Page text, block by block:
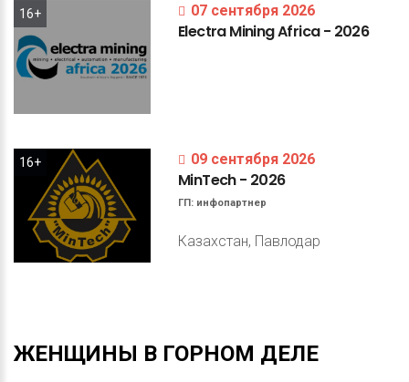
16+ 07 сентября 2026
ElectraMiningAfrica- 2026
16+ 09 сентября 2026
MinTech- 2026
ГП: инфопартнер
Казахстан, Павлодар
ЖЕНЩИНЫ В ГОРНОМ ДЕЛЕ